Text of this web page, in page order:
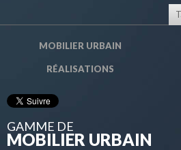
MOBILIER URBAIN
RÉALISATIONS
GAMME DE
MOBILIER URBAIN